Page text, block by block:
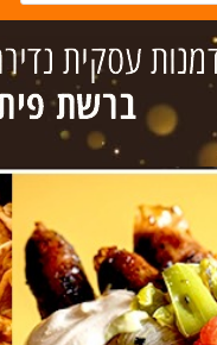
צור קשר
טל´:072-394-2462
פקס: 09-8336808
www.insight-israel.co.il
רחוב התע"ש 10, כפר סבא
שעות פעילות